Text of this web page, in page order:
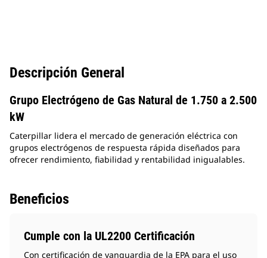
Descripción General
Grupo Electrógeno de Gas Natural de 1.750 a 2.500
kW
Caterpillar lidera el mercado de generación eléctrica con
grupos electrógenos de respuesta rápida diseñados para
ofrecer rendimiento, fiabilidad y rentabilidad inigualables.
Beneficios
Cumple con la UL2200 Certificación
Con certificación de vanguardia de la EPA para el uso